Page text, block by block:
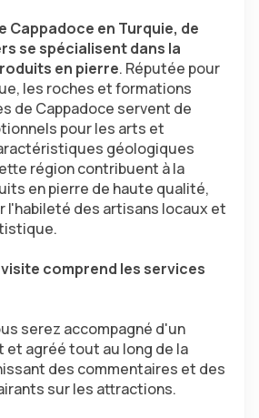
Cappadoce en Turquie, de
se spécialisent dans la
en pierre. Réputée pour
les roches et formations
de Cappadoce servent de
pour les arts et
géologiques
région contribuent à la
en pierre de haute qualité,
l'habileté des artisans locaux et
comprend les services
serez accompagné d'un
agréé tout au long de la
des commentaires et des
sur les attractions.